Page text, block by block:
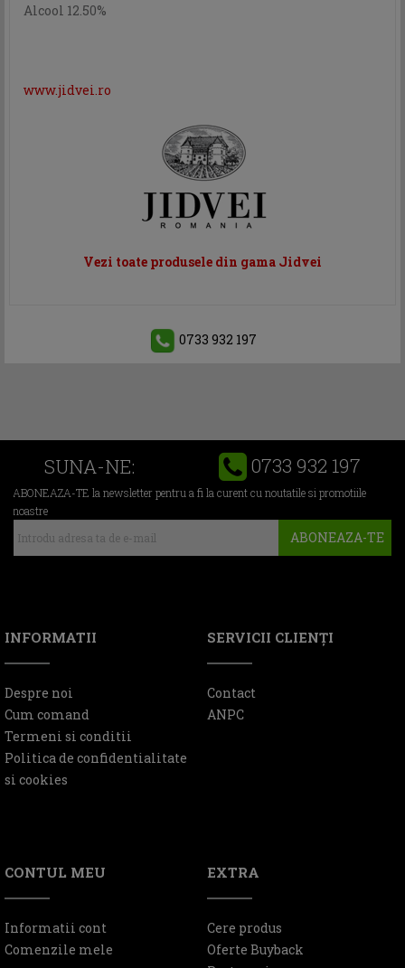
Alcool 12.50%
www.jidvei.ro
Vezi toate produsele din gama Jidvei
0733 932 197
SUNA-NE: 0733 932 197
ABONEAZA-TE la newsletter pentru a fi la curent cu noutatile si promotiile
noastre
ABONEAZA-TE
INFORMATII
Despre noi
Cum comand
Termeni si conditii
Politica de confidentialitate
si cookies
SERVICII CLIENŢI
Contact
ANPC
CONTUL MEU
Informatii cont
Comenzile mele
EXTRA
Cere produs
Oferte Buyback